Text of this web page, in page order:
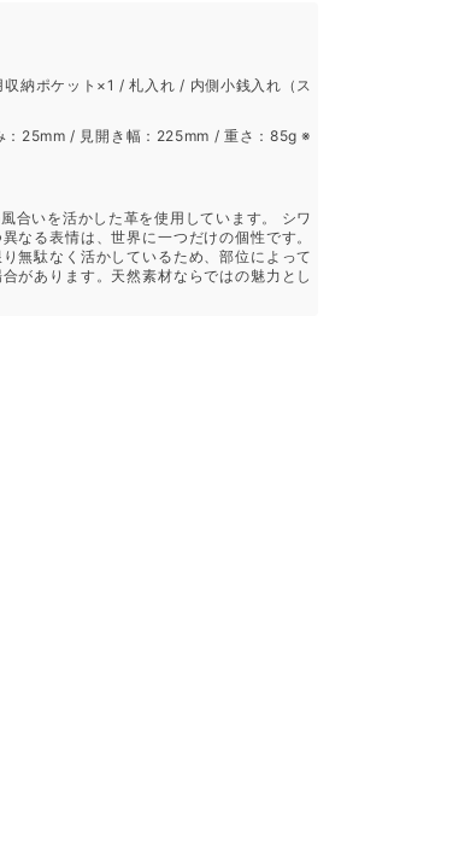
納ポケット×1 / 札入れ / 内側小銭入れ（ス
25mm / 見開き幅：225mm / 重さ：85g ※
合いを活かした革を使用しています。 シワ
なる表情は、世界に一つだけの個性です。
無駄なく活かしているため、部位によって
があります。天然素材ならではの魅力とし